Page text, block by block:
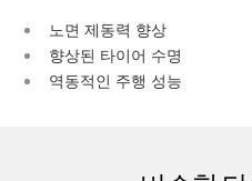
노면 제동력 향상
향상된 타이어 수명
역동적인 주행 성능